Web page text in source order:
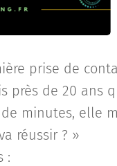
prise de
près de 20 ans
minutes, elle
réussir ?
: